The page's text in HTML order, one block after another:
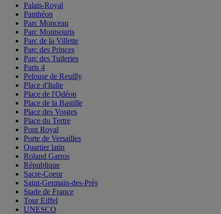
Palais-Royal
Panthéon
Parc Monceau
Parc Montsouris
Parc de la Villette
Parc des Princes
Parc des Tuileries
Paris 4
Pelouse de Reuilly
Place d'Italie
Place de l'Odéon
Place de la Bastille
Place des Vosges
Place du Tertre
Pont Royal
Porte de Versailles
Quartier latin
Roland Garros
République
Sacre-Coeur
Saint-Germain-des-Prés
Stade de France
Tour Eiffel
UNESCO